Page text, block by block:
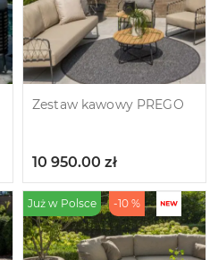
Zestaw kawowy PREGO
10 950.00 zł
Już w Polsce -10 %